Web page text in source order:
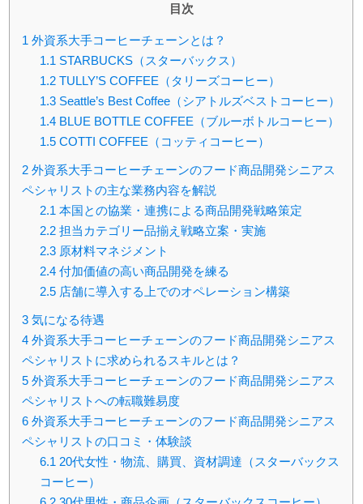
目次
1 外資系大手コーヒーチェーンとは？
1.1 STARBUCKS（スターバックス）
1.2 TULLY’S COFFEE（タリーズコーヒー）
1.3 Seattle’s Best Coffee（シアトルズベストコーヒー）
1.4 BLUE BOTTLE COFFEE（ブルーボトルコーヒー）
1.5 COTTI COFFEE（コッティコーヒー）
2 外資系大手コーヒーチェーンのフード商品開発シニアス
ペシャリストの主な業務内容を解説
2.1 本国との協業・連携による商品開発戦略策定
2.2 担当カテゴリー品揃え戦略立案・実施
2.3 原材料マネジメント
2.4 付加価値の高い商品開発を練る
2.5 店舗に導入する上でのオペレーション構築
3 気になる待遇
4 外資系大手コーヒーチェーンのフード商品開発シニアス
ペシャリストに求められるスキルとは？
5 外資系大手コーヒーチェーンのフード商品開発シニアス
ペシャリストへの転職難易度
6 外資系大手コーヒーチェーンのフード商品開発シニアス
ペシャリストの口コミ・体験談
6.1 20代女性・物流、購買、資材調達（スターバックス
コーヒー）